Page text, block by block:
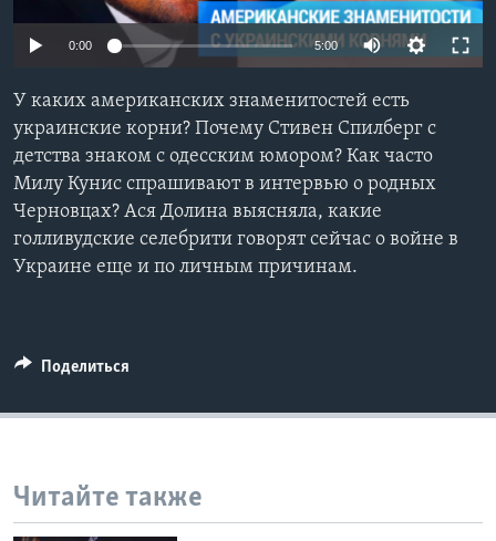
Learning English
СОЦИАЛЬНЫЕ СЕТИ
Языки
0:00 5:00
У каких американских знаменитостей есть
украинские корни? Почему Стивен Спилберг с
детства знаком с одесским юмором? Как часто
Милу Кунис спрашивают в интервью о родных
Черновцах? Ася Долина выясняла, какие
голливудские селебрити говорят сейчас о войне в
Украине еще и по личным причинам.
Поделиться
Читайте также